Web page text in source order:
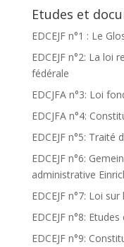
Etudes et
EDCEJF n°1 : Le
EDCEJF n°2: La loi
fédérale
EDCJFA n°3: Loi
EDCJFA n°4:
EDCEJF n°5: Traité
EDCEJF n°6:
administrative
EDCEJF n°7: Loi
EDCEJF n°8:
EDCEJF n°9: